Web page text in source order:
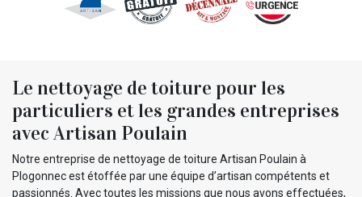
Le nettoyage de toiture pour les
particuliers et les grandes entreprises
avec Artisan Poulain
Notre entreprise de nettoyage de toiture Artisan Poulain à
Plogonnec est étoffée par une équipe d’artisan compétents et
passionnés. Avec toutes les missions que nous avons effectuées,